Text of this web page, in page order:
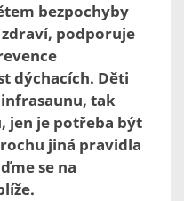
bezpochyby
podporuje
dýchacích. Děti
tak
jen je potřeba být
jiná pravidla
se na